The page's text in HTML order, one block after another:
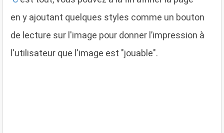
en y ajoutant quelques styles comme un bouton
de lecture sur l'image pour donner l’impression à
l'utilisateur que l'image est "jouable".